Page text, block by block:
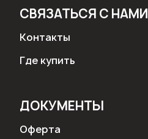
СВЯЗАТЬСЯ С НАМИ
Контакты
Где купить
ДОКУМЕНТЫ
Оферта